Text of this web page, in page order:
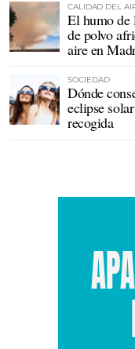
CALIDAD DEL
El humo de
de polvo
aire en
SOCIEDAD
Dónde
eclipse
recogida